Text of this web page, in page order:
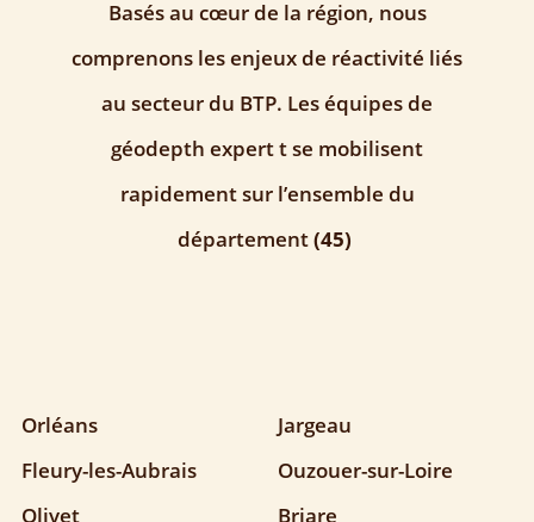
Basés au cœur de la région, nous
comprenons les enjeux de réactivité liés
au secteur du BTP. Les équipes de
géodepth expert t se mobilisent
rapidement sur l’ensemble du
département(45)
Orléans
Fleury-les-Aubrais
Olivet
Jargeau
Ouzouer-sur-Loire
Briare